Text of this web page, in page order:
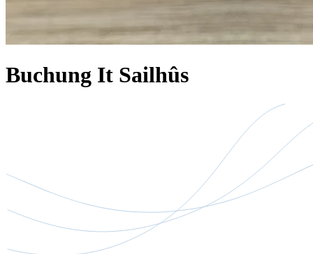
Buchung It Sailhûs